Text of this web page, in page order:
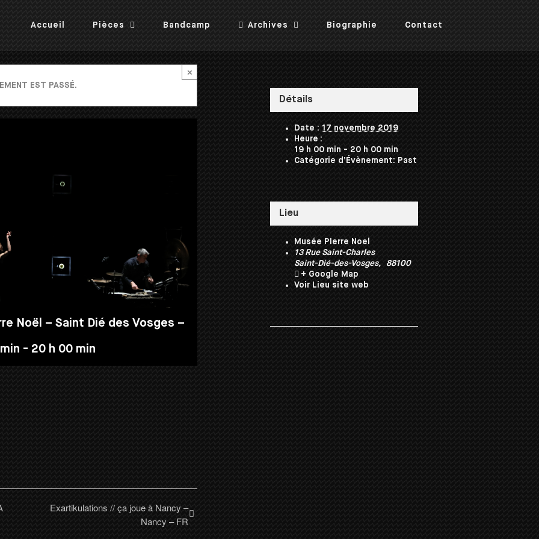
Accueil Pièces Bandcamp Archives Biographie Contact
EST PASSÉ.
×
Noël – Saint Dié des Vosges –
- 20 h 00 min
Exartikulations // ça joue à Nancy –
Nancy – FR
Détails
Date : 17 novembre 2019
Heure :
19 h 00 min - 20 h 00 min
Catégorie d’Évènement: Past
Lieu
Musée PIerre Noel
13 Rue Saint-Charles
Saint-Dié-des-Vosges,
88100
+ Google Map
Voir Lieu site web